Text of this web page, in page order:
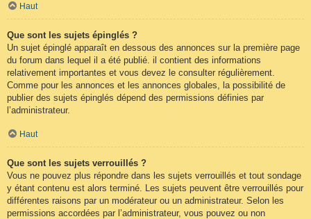
Haut
Que sont les sujets épinglés ?
Un sujet épinglé apparaît en dessous des annonces sur la première page
du forum dans lequel il a été publié. il contient des informations
relativement importantes et vous devez le consulter régulièrement.
Comme pour les annonces et les annonces globales, la possibilité de
publier des sujets épinglés dépend des permissions définies par
l’administrateur.
Haut
Que sont les sujets verrouillés ?
Vous ne pouvez plus répondre dans les sujets verrouillés et tout sondage
y étant contenu est alors terminé. Les sujets peuvent être verrouillés pour
différentes raisons par un modérateur ou un administrateur. Selon les
permissions accordées par l’administrateur, vous pouvez ou non